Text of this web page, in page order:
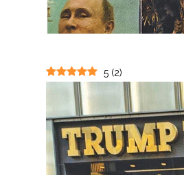
5 (2)